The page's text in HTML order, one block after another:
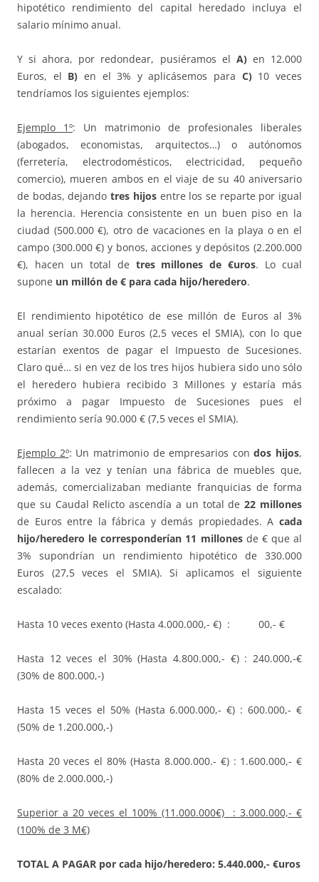
hipotético rendimiento del capital heredado incluya el
salario mínimo anual.
Y si ahora, por redondear, pusiéramos el A) en 12.000
Euros, el B) en el 3% y aplicásemos para C)10 veces
tendríamos los siguientes ejemplos:
Ejemplo 1º: Un matrimonio de profesionales liberales
(abogados, economistas, arquitectos…) o autónomos
(ferretería, electrodomésticos, electricidad, pequeño
comercio), mueren ambos en el viaje de su 40 aniversario
de bodas, dejandotres hijosentre los se reparte por igual
la herencia. Herencia consistente en un buen piso en la
ciudad (500.000 €), otro de vacaciones en la playa o en el
campo (300.000 €) y bonos, acciones y depósitos (2.200.000
€), hacen un total de tres millones de €uros. Lo cual
supone un millón de € para cada hijo/heredero.
El rendimiento hipotético de ese millón de Euros al 3%
anual serían 30.000 Euros (2,5 veces el SMIA), con lo que
estarían exentos de pagar el Impuesto de Sucesiones.
Claro qué… si en vez de los tres hijos hubiera sido uno sólo
el heredero hubiera recibido 3 Millones y estaría más
próximo a pagar Impuesto de Sucesiones pues el
rendimiento sería 90.000 € (7,5 veces el SMIA).
Ejemplo 2º: Un matrimonio de empresarios condos hijos,
fallecen a la vez y tenían una fábrica de muebles que,
además, comercializaban mediante franquicias de forma
que su Caudal Relicto ascendía a un total de22 millones
de Euros entre la fábrica y demás propiedades. A cada
hijo/heredero le corresponderían 11 millonesde € que al
3% supondrían un rendimiento hipotético de 330.000
Euros (27,5 veces el SMIA). Si aplicamos el siguiente
escalado:
Hasta 10 veces exento (Hasta 4.000.000,- €) : 00,- €
Hasta 12 veces el 30% (Hasta 4.800.000,- €) : 240.000,-€
(30% de 800.000,-)
Hasta 15 veces el 50% (Hasta 6.000.000,- €) : 600.000,- €
(50% de 1.200.000,-)
Hasta 20 veces el 80% (Hasta 8.000.000.- €) : 1.600.000,- €
(80% de 2.000.000,-)
Superior a 20 veces el 100% (11.000.000€) : 3.000.000,- €
(100% de 3 M€)
TOTAL A PAGAR por cada hijo/heredero: 5.440.000,- €uros